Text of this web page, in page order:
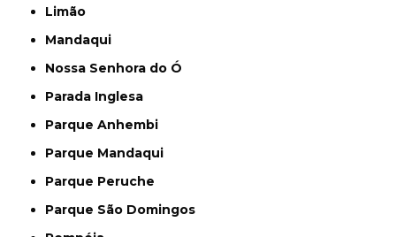
Limão
Mandaqui
Nossa Senhora do Ó
Parada Inglesa
Parque Anhembi
Parque Mandaqui
Parque Peruche
Parque São Domingos